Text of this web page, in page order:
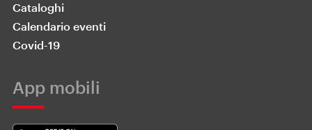
Cataloghi
Calendario eventi
Covid-19
App mobili